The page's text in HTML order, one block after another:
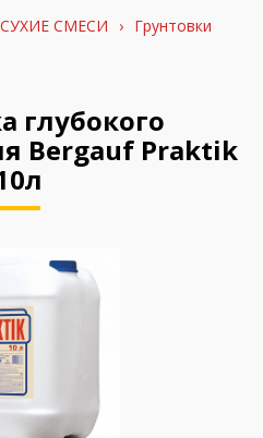
СУХИЕ СМЕСИ › Грунтовки
глубокого
Bergauf Praktik